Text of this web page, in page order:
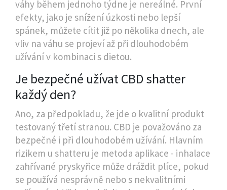
váhy během jednoho týdne je nereálné. První
efekty, jako je snížení úzkosti nebo lepší
spánek, můžete cítit již po několika dnech, ale
vliv na váhu se projeví až při dlouhodobém
užívání v kombinaci s dietou.
Je bezpečné užívat CBD shatter
každý den?
Ano, za předpokladu, že jde o kvalitní produkt
testovaný třetí stranou. CBD je považováno za
bezpečné i při dlouhodobém užívání. Hlavním
rizikem u shatteru je metoda aplikace - inhalace
zahřívané pryskyřice může dráždit plíce, pokud
se používá nesprávně nebo s nekvalitními